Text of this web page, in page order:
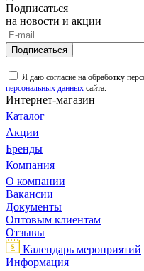
Подписаться
на новости и акции
Подписаться
Я даю согласие на обработку
персональных данных сайта.
Интернет-магазин
Каталог
Акции
Бренды
Компания
О компании
Вакансии
Документы
Оптовым клиентам
Отзывы
Календарь мероприятий
Информация